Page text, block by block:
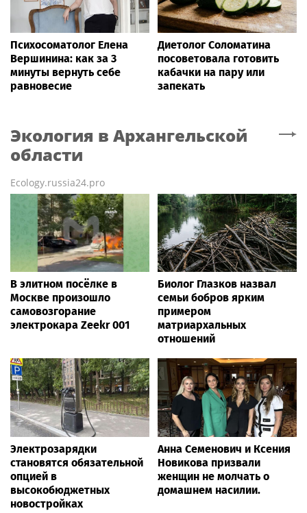
Психосоматолог Елена
Вершинина: как за 3
минуты вернуть себе
равновесие
Диетолог Соломатина
посоветовала готовить
кабачки на пару или
запекать
Экология в Архангельской
области
Ecology.russia24.pro
В элитном посёлке в
Москве произошло
самовозгорание
электрокара Zeekr 001
Биолог Глазков назвал
семьи бобров ярким
примером
матриархальных
отношений
Электрозарядки
становятся обязательной
опцией в
высокобюджетных
новостройках
Анна Семенович и Ксения
Новикова призвали
женщин не молчать о
домашнем насилии.